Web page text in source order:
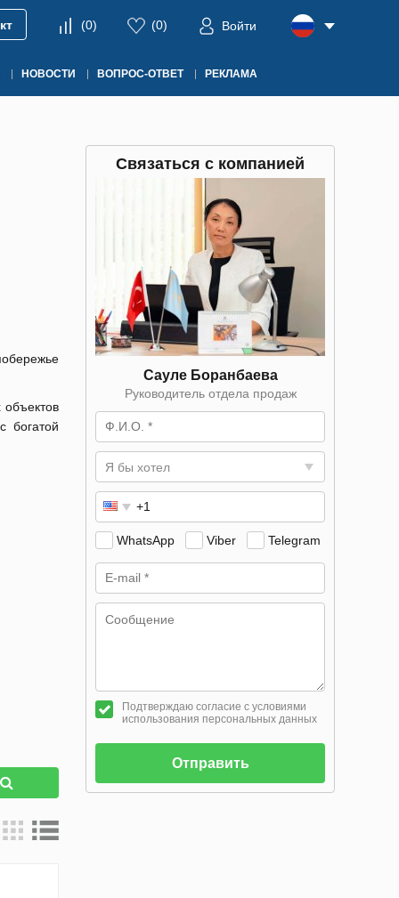
(0) (0) Войти
НОВОСТИ ВОПРОС-ОТВЕТ РЕКЛАМА
богатой
Связаться с компанией
Сауле Боранбаева
Руководитель отдела продаж
Я бы хотел
WhatsApp Viber Telegram
Подтверждаю согласие с условиями
использования персональных данных
Отправить